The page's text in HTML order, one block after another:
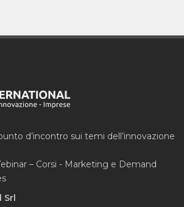
d’incontro sui temi dell’innovazione
– Corsi - Marketing e Demand